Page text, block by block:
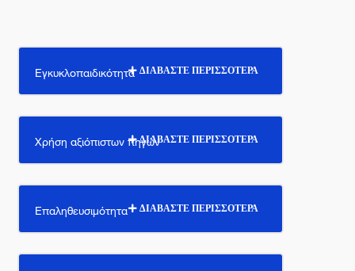
Εγκυκλοπαιδικότητα ΔΙΑΒΑΣΤΕ ΠΕΡΙΣΣΟΤΕΡΑ
Χρήση αξιόπιστων πηγώνΔΙΑΒΑΣΤΕ ΠΕΡΙΣΣΟΤΕΡΑ
Επαληθευσιμότητα ΔΙΑΒΑΣΤΕ ΠΕΡΙΣΣΟΤΕΡΑ